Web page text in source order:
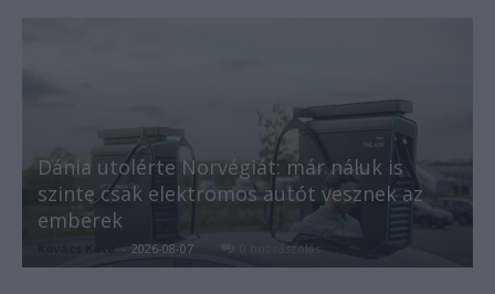
Dánia utolérte Norvégiát: már náluk is
szinte csak elektromos autót vesznek az
emberek
- 2026-08-07 0 hozzászólás